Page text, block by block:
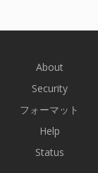
About
Security
フォーマット
Help
Status